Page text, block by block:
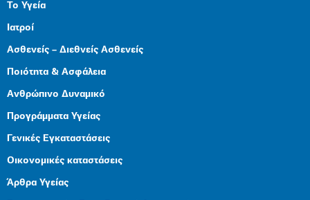
Το Υγεία
Ιατροί
Ασθενείς – Διεθνείς Ασθενείς
Ποιότητα & Ασφάλεια
Ανθρώπινο Δυναμικό
Προγράμματα Υγείας
Γενικές Εγκαταστάσεις
Οικονομικές καταστάσεις
Άρθρα Υγείας